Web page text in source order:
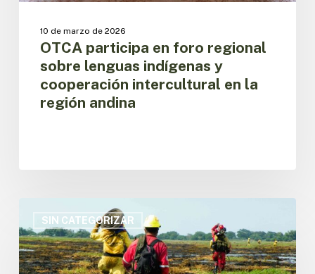
10 de marzo de 2026
OTCA participa en foro regional
sobre lenguas indígenas y
cooperación intercultural en la
región andina
SIN CATEGORIZAR
OTCA
lanza
en
evento